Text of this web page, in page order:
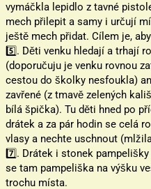
vymáčkla lepidlo z tavné
mech přilepit a samy i určují
ještě mech přidat. Cílem je,
5️⃣. Děti venku hledají a trhají
(doporučuju je venku rovnou
cestou do školky nesfoukla)
zavřené (z tmavě zelených
bílá špička). Tu děti hned po
drátek a za pár hodin se celá
vlasy a nechte uschnout
7️⃣. Drátek i stonek
se tam pampeliška na výšku
trochu místa.